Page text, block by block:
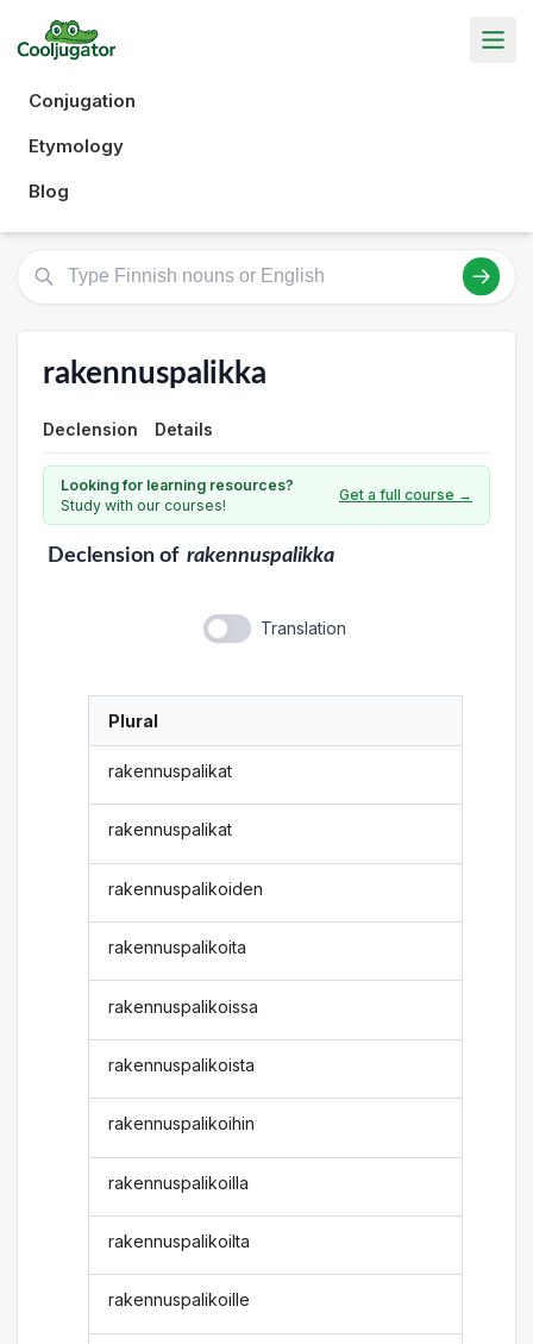
Conjugation
Etymology
Blog
rakennuspalikka
Declension Details
Looking for learning resources?
Study with our courses!
Get a full course →
Declensionof rakennuspalikka
Translation
Plural
rakennuspalikat
rakennuspalikat
rakennuspalikoiden
rakennuspalikoita
rakennuspalikoissa
rakennuspalikoista
rakennuspalikoihin
rakennuspalikoilla
rakennuspalikoilta
rakennuspalikoille